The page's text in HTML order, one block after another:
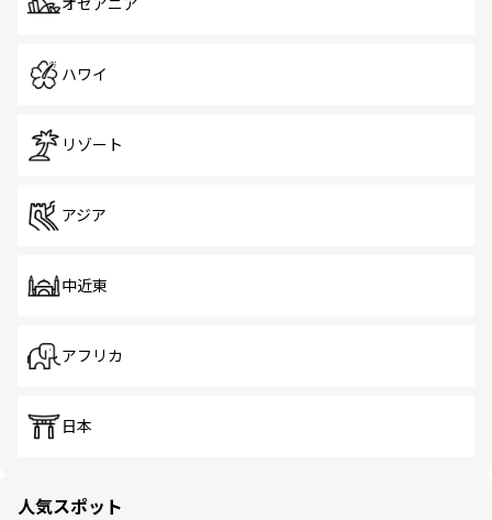
オセアニア
ハワイ
リゾート
アジア
中近東
アフリカ
日本
人気スポット